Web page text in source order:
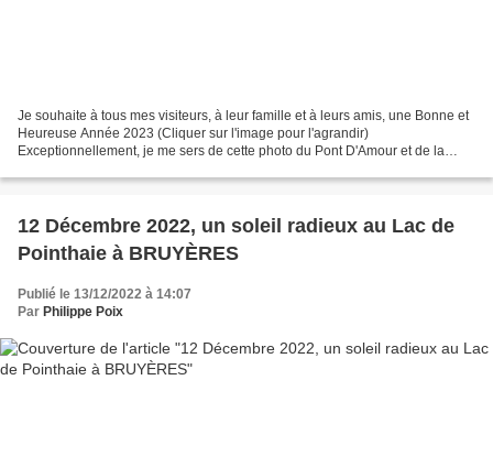
Je souhaite à tous mes visiteurs, à leur famille et à leurs amis, une Bonne et
Heureuse Année 2023 (Cliquer sur l'image pour l'agrandir)
Exceptionnellement, je me sers de cette photo du Pont D'Amour et de la
12 Décembre 2022, un soleil radieux au Lac de
Pointhaie à BRUYÈRES
Publié le 13/12/2022 à 14:07
Par Philippe Poix